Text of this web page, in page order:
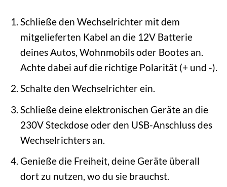
Schließe den Wechselrichter mit dem
mitgelieferten Kabel an die 12V Batterie
deines Autos, Wohnmobils oder Bootes an.
Achte dabei auf die richtige Polarität (+ und -).
Schalte den Wechselrichter ein.
Schließe deine elektronischen Geräte an die
230V Steckdose oder den USB-Anschluss des
Wechselrichters an.
Genieße die Freiheit, deine Geräte überall
dort zu nutzen, wo du sie brauchst.